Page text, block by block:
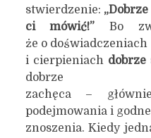
stwierdzenie: „Dobrze
ci mówić!” Bo
że o doświadczeniach
i cierpieniach dobrze
dobrze
zachęca –
podejmowania i
znoszenia. Kiedy